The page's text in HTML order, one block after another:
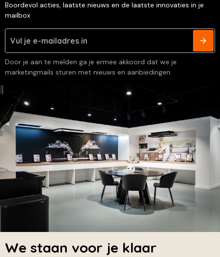
Boordevol acties, laatste nieuws en de laatste innovaties in je
mailbox
Door je aan te melden ga je ermee akkoord dat we je
marketingmails sturen met nieuws en aanbiedingen.
We staan voor je klaar